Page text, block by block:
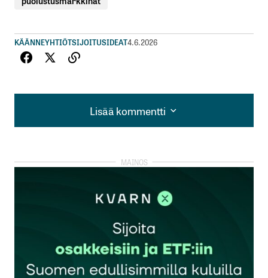
KÄÄNNEYHTIÖTSIJOITUSIDEAT4.6.2026
Lisää kommentti
Lisää kommentti
kirjautua
rekisteröityä